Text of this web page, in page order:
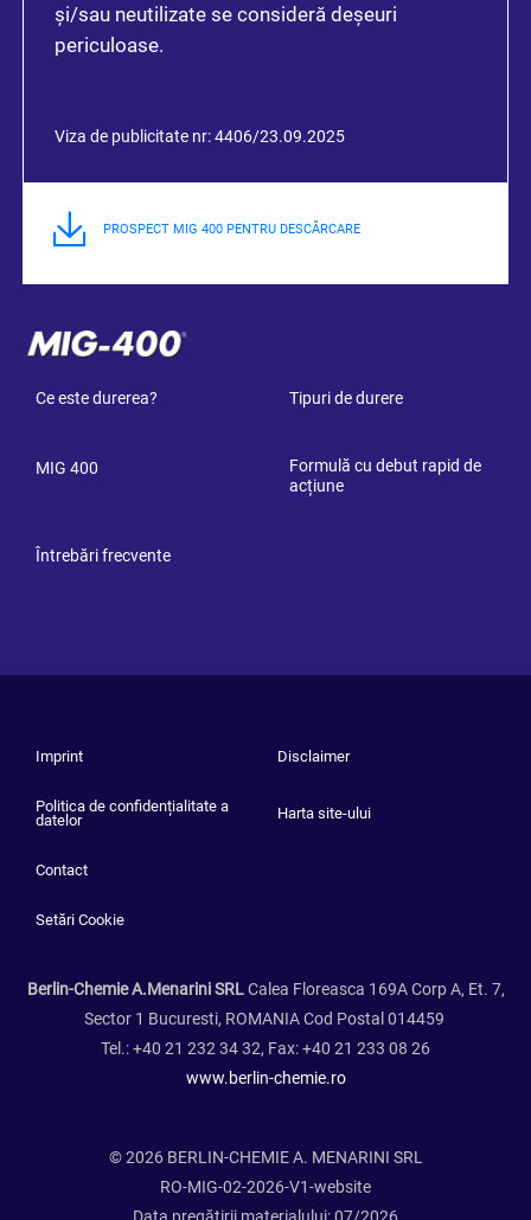
şi/sau neutilizate se consideră deşeuri
periculoase.
Viza de publicitate nr: 4406/23.09.2025
PROSPECT MIG 400 PENTRU DESCĂRCARE
Ce este durerea? Tipuri de durere
MIG 400
Formulă cu debut rapid de
acțiune
Întrebări frecvente
Imprint Disclaimer
Politica de confidențialitate a
datelor
Harta site-ului
Contact
Setări Cookie
Berlin-Chemie A.Menarini SRLCalea Floreasca 169A Corp A, Et. 7,
Sector 1 Bucuresti, ROMANIA Cod Postal 014459
Tel.: +40 21 232 34 32, Fax: +40 21 233 08 26
www.berlin-chemie.ro
© 2026 BERLIN-CHEMIE A. MENARINI SRL
RO-MIG-02-2026-V1-website